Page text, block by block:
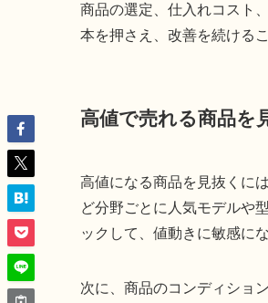
商品の選定、仕入れコスト
本を押さえ、改善を続ける
高値で売れる商品を
高値になる商品を見抜くに
ど分野ごとに人気モデルや
ックして、値動きに敏感に
次に、商品のコンディショ